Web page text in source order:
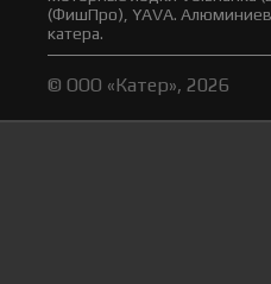
(ФишПро), YAVA.
катера.
© ООО «Катер», 2026